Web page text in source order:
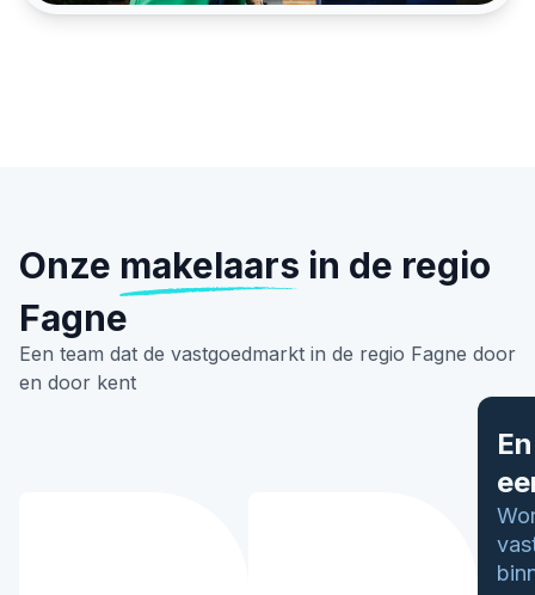
Onze makelaars in de regio
Fagne
Een team dat de vastgoedmarkt in de regio Fagne door
en door kent